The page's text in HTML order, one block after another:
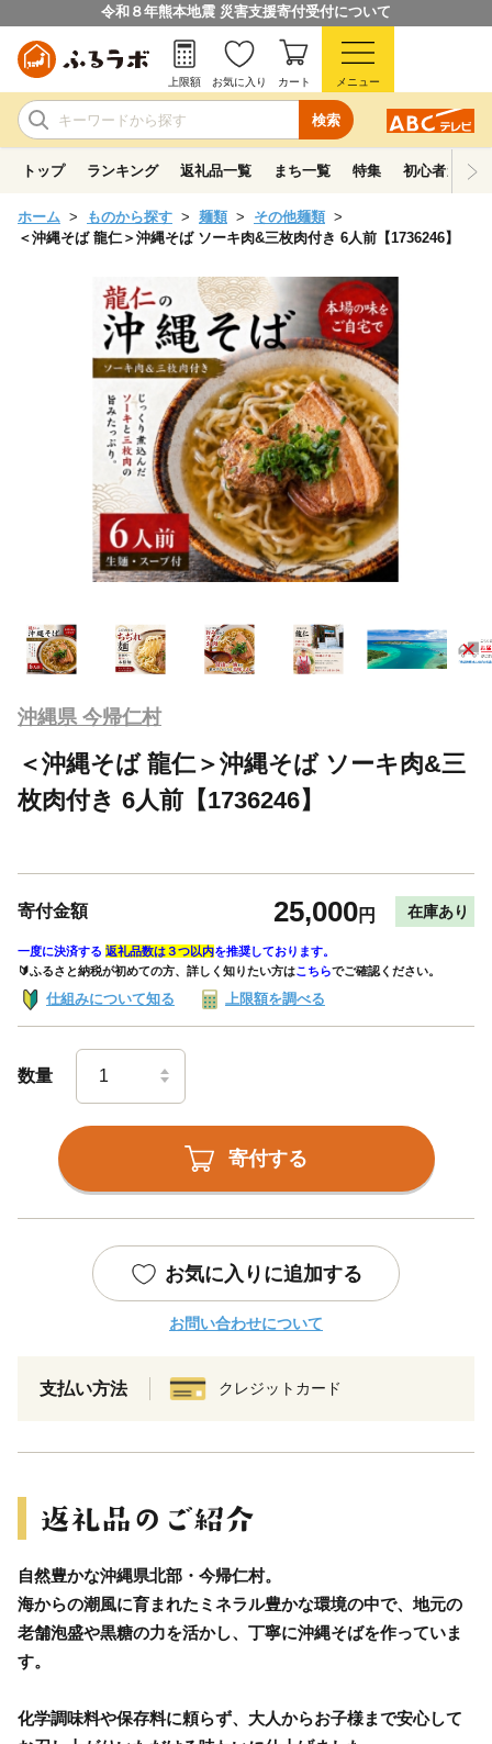
令和８年熊本地震 災害支援寄付受付について
検索
上限額 お気に入り カート メニュー
トップ ランキング 返礼品一覧 まち一覧 特集 初心者ガイド
ホーム ものから探す 麺類
その他麺類
＜沖縄そば 龍仁＞沖縄そば ソーキ肉&三枚肉付き 6人前【1736246】
沖縄県 今帰仁村
＜沖縄そば 龍仁＞沖縄そば ソーキ肉&三
枚肉付き 6人前【1736246】
寄付金額 25,000円 在庫あり
一度に決済する 返礼品数は３つ以内を推奨しております。
🔰ふるさと納税が初めての方、詳しく知りたい方はこちらでご確認ください。
仕組みについて知る 上限額を調べる
数量
寄付する
お気に入りに追加する
お問い合わせについて
支払い方法 クレジットカード
自然豊かな沖縄県北部・今帰仁村。
海からの潮風に育まれたミネラル豊かな環境の中で、地元の
老舗泡盛や黒糖の力を活かし、丁寧に沖縄そばを作っていま
す。
化学調味料や保存料に頼らず、大人からお子様まで安心して